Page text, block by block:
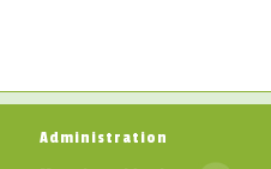
Administration